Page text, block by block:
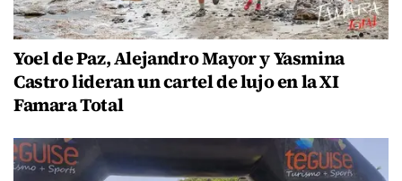
Yoel de Paz, Alejandro Mayor y Yasmina
Castro lideran un cartel de lujo en la XI
Famara Total